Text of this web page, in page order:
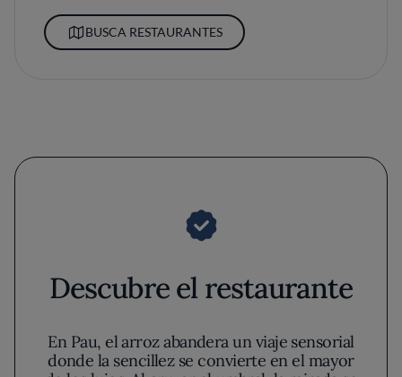
BUSCA RESTAURANTES
Descubre el restaurante
En Pau, el arroz abandera un viaje sensorial
donde la sencillez se convierte en el mayor